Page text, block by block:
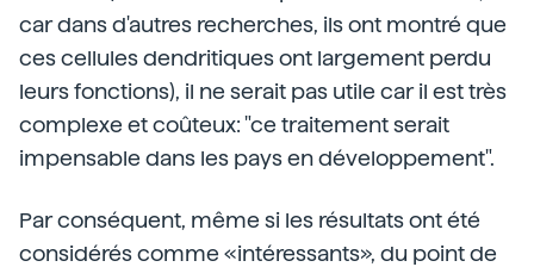
car dans d'autres recherches, ils ont montré que
ces cellules dendritiques ont largement perdu
leurs fonctions), il ne serait pas utile car il est très
complexe et coûteux: "ce traitement serait
impensable dans les pays en développement".
Par conséquent, même si les résultats ont été
considérés comme «intéressants», du point de